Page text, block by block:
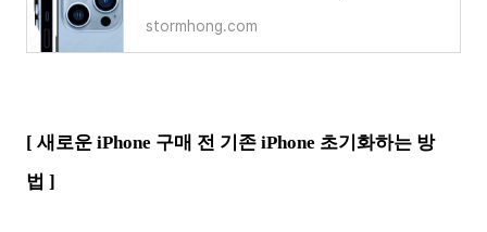
stormhong.com
[ 새로운 iPhone 구매 전 기존 iPhone 초기화하는 방
법 ]